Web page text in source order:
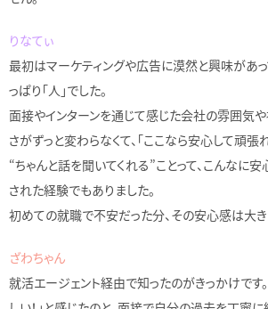
りなてぃ
最初はマーケティングや広告に漠然と興味があ
っぱり「人」でした。
面接やインターンを通じて感じた会社の雰囲気
さがずっと変わらなくて、「ここなら安心して頑張
“ちゃんと話を聞いてくれる”ことって、こんなに
された経験でもありました。
初めての就職で不安だった分、その安心感は大き
ざわちゃん
就活エージェント経由で知ったのがきっかけです